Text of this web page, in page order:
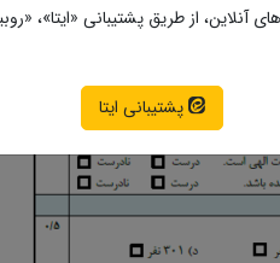
آنلاین، از طریق پشتیبانی «ایتا»،
پشتیبانی ایتا